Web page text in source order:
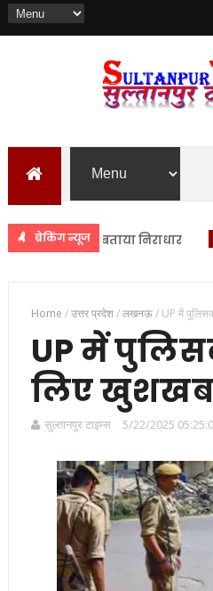
ब्रेकिंग न्यूज
को बताया निराधार उत्तर
Home /उत्तर प्रदेश/लखनऊ/ UP में
UP में
लिए
सुल्तानपुर टाइम्स 5/22/2025